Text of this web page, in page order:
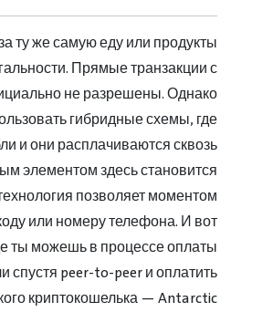
ту же самую еду или продукты
Прямые транзакции с
не разрешены. Однако
гибридные схемы, где
и они расплачиваются сквозь
элементом здесь становится
позволяет моментом
или номеру телефона. И вот
ты можешь в процессе оплаты
спустя peer-to-peer и оплатить
криптокошелька — Antarctic